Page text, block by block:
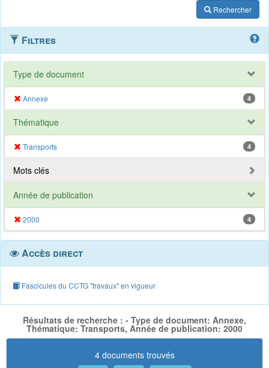
Rechercher
Filtres
Type de document
Annexe 4
Thématique
Transports 4
Mots clés
Année de publication
2000 4
Accès direct
Fascicules du CCTG "travaux" en vigueur
Résultats de recherche : - Type de document: Annexe,
Thématique: Transports, Année de publication: 2000
4 documents trouvés